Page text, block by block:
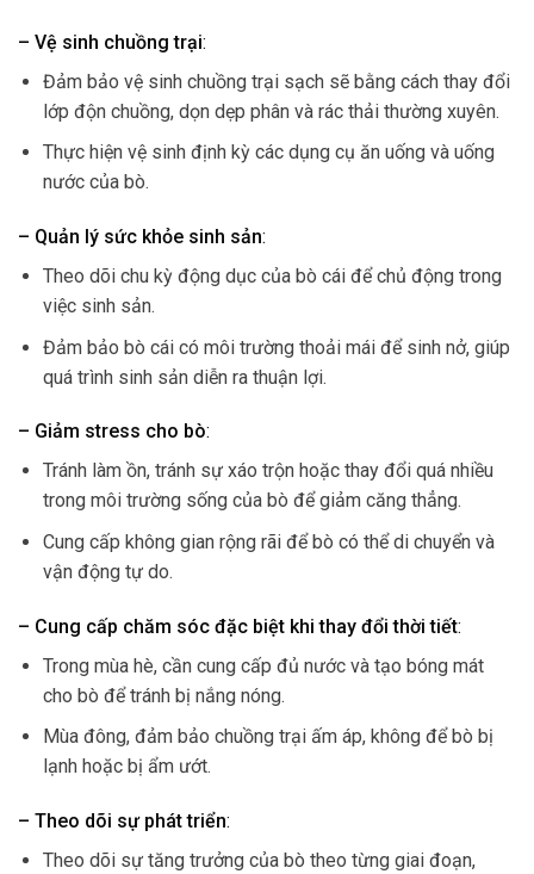
– Vệ sinh chuồng trại:
Đảm bảo vệ sinh chuồng trại sạch sẽ bằng cách thay đổi
lớp độn chuồng, dọn dẹp phân và rác thải thường xuyên.
Thực hiện vệ sinh định kỳ các dụng cụ ăn uống và uống
nước của bò.
– Quản lý sức khỏe sinh sản:
Theo dõi chu kỳ động dục của bò cái để chủ động trong
việc sinh sản.
Đảm bảo bò cái có môi trường thoải mái để sinh nở, giúp
quá trình sinh sản diễn ra thuận lợi.
– Giảm stress cho bò:
Tránh làm ồn, tránh sự xáo trộn hoặc thay đổi quá nhiều
trong môi trường sống của bò để giảm căng thẳng.
Cung cấp không gian rộng rãi để bò có thể di chuyển và
vận động tự do.
– Cung cấp chăm sóc đặc biệt khi thay đổi thời tiết:
Trong mùa hè, cần cung cấp đủ nước và tạo bóng mát
cho bò để tránh bị nắng nóng.
Mùa đông, đảm bảo chuồng trại ấm áp, không để bò bị
lạnh hoặc bị ẩm ướt.
– Theo dõi sự phát triển:
Theo dõi sự tăng trưởng của bò theo từng giai đoạn,